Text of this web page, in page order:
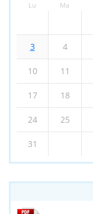
Lu Ma
3 4
10 11
17 18
24 25
31